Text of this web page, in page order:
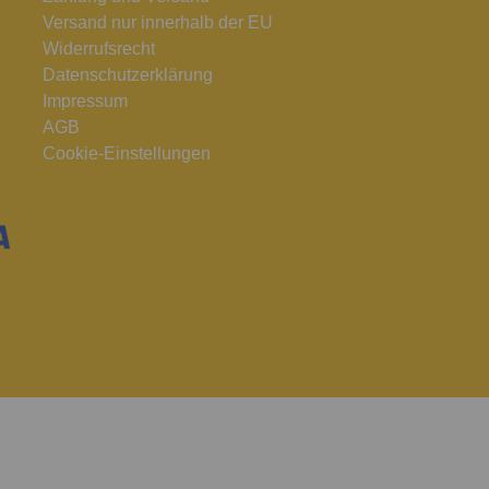
Versand nur innerhalb der EU
Widerrufsrecht
Datenschutzerklärung
Impressum
AGB
Cookie-Einstellungen